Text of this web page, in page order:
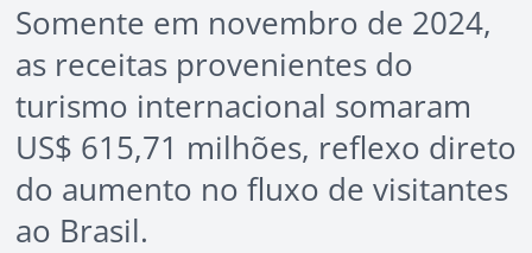
Somente em novembro de 2024,
as receitas provenientes do
turismo internacional somaram
US$ 615,71 milhões, reflexo direto
do aumento no fluxo de visitantes
ao Brasil.